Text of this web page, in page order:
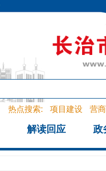
热点搜索: 项目建设 营
解读回应 政